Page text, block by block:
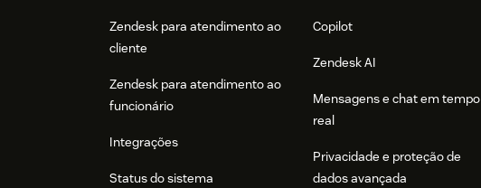
Zendesk para atendimento ao
cliente
Zendesk para atendimento ao
funcionário
Integrações
Status do sistema
Copilot
Zendesk AI
Mensagens e chat em tempo
real
Privacidade e proteção de
dados avançada